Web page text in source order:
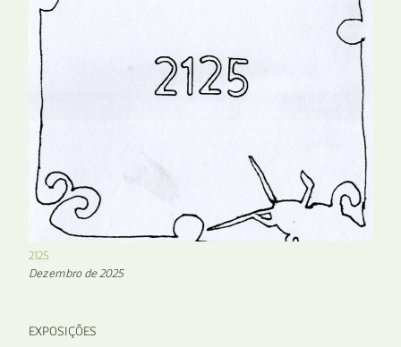
2125
Dezembro de 2025
EXPOSIÇÕES